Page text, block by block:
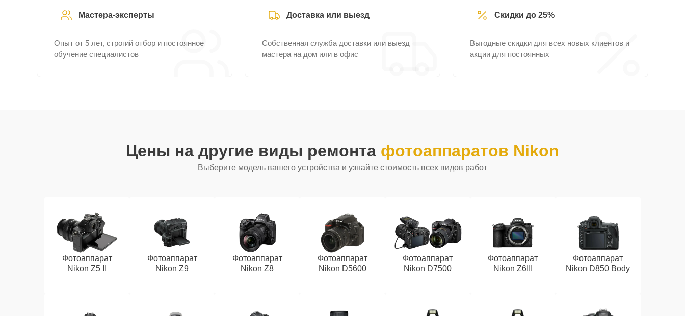
Мастера-эксперты
Опыт от 5 лет, строгий отбор и постоянное
обучение специалистов
Доставка или выезд
Собственная служба доставки или выезд
мастера на дом или в офис
Скидки до 25%
Выгодные скидки для всех новых клиентов и
акции для постоянных
Цены на другие виды ремонта фотоаппаратов Nikon
Выберите модель вашего устройства и узнайте стоимость всех видов работ
Фотоаппарат
Nikon Z5 II
Фотоаппарат
Nikon Z9
Фотоаппарат
Nikon Z8
Фотоаппарат
Nikon D5600
Фотоаппарат
Nikon D7500
Фотоаппарат
Nikon Z6III
Фотоаппарат
Nikon D850 Body